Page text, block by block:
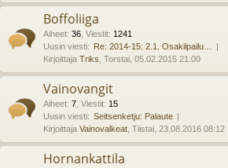
Boffoliiga
Aiheet: 36 Viestit: 1241
Uusin viesti: Re: 2014-15: 2.1. Osakilpailu…
Kirjoittaja Triks , Torstai, 05.02.2015 21:00
Vainovangit
Aiheet: 7 Viestit: 15
Uusin viesti: Seitsenketju: Palaute
Kirjoittaja Vainovalkeat , Tiistai, 23.08.2016 08:12
Hornankattila